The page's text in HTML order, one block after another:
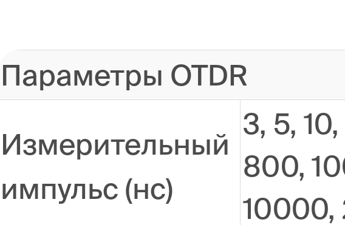
Параметры OTDR
Измерительный
импульс (нс)
3, 5,
800,